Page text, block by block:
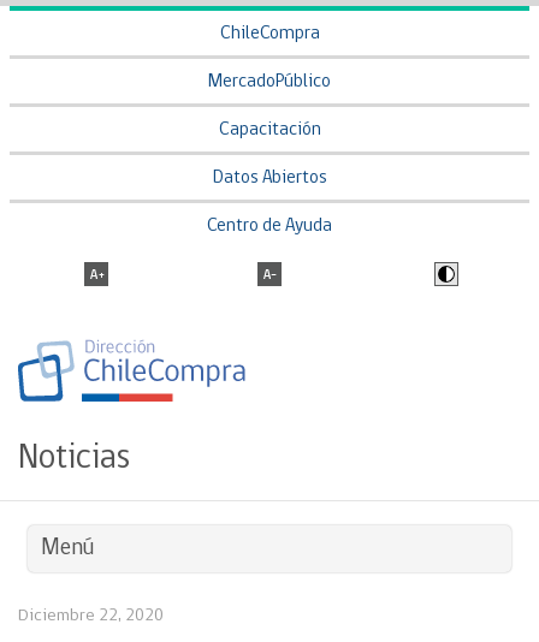
ChileCompra
MercadoPúblico
Capacitación
Datos Abiertos
Centro de Ayuda
Noticias
Menú
Diciembre 22, 2020